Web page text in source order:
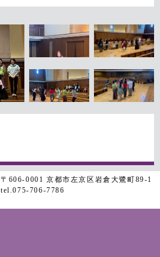
〒606-0001 京都市左京区岩倉大鷺町89-1
tel.075-706-7786